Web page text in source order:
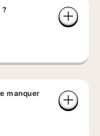
?
manquer